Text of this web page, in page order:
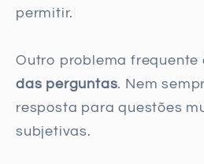
permitir.
Outro problema frequente
das perguntas. Nem
resposta para questões
subjetivas.